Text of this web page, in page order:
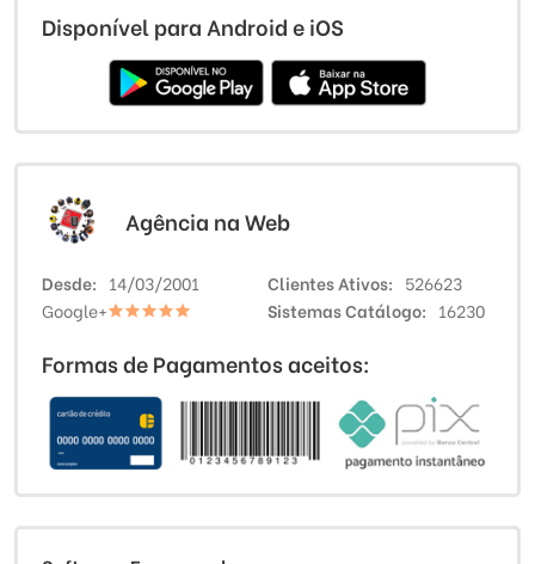
Disponível para Android e iOS
Agência na Web
Desde 14/03/2001 Clientes Ativos
526623
Google+
Sistemas Catálogo 16230
Formas de Pagamentos aceitos: